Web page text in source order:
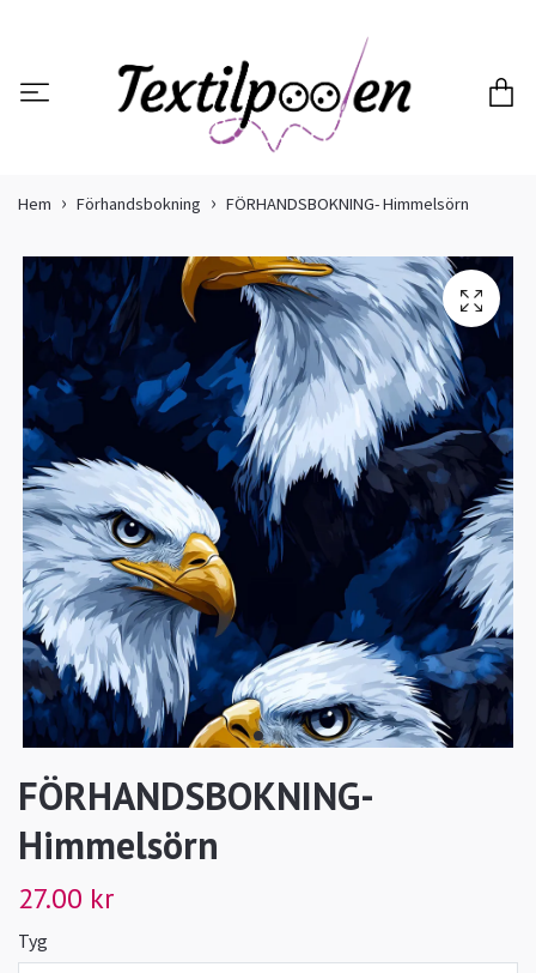
Hem Förhandsbokning FÖRHANDSBOKNING- Himmelsörn
FÖRHANDSBOKNING-
Himmelsörn
27.00 kr
Tyg